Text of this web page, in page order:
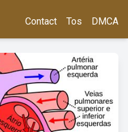
Contact Tos DMCA